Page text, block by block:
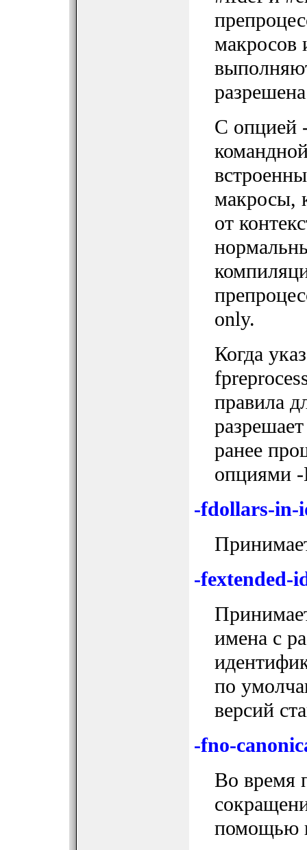
макросов
С опцией
макросы,
от
only.
Когда
правила
ранее
опциями
-fdollars-in-
-fextended-
имена с
по
версий
-fno-
Во время
помощью